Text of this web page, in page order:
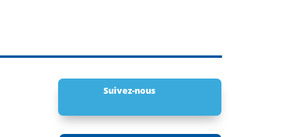
Suivez-nous